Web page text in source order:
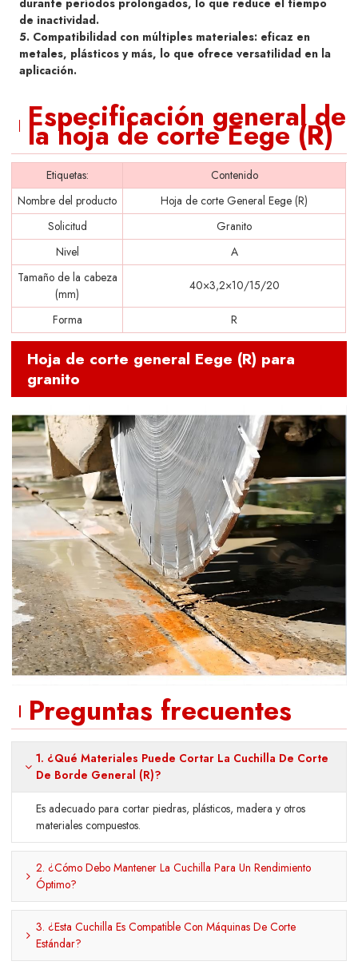
de inactividad.
5. Compatibilidad con múltiples materiales: eficaz en
metales, plásticos y más, lo que ofrece versatilidad en la
aplicación.
Especificación general de
la hoja de corte Eege (R)
Etiquetas:
Contenido
Nombre del producto
Hoja de corte General Eege (R)
Solicitud
Granito
Nivel
A
Tamaño de la cabeza
(mm)
40×3,2×10/15/20
Forma R
Hoja de corte general Eege (R) para
granito
Preguntas frecuentes
1. ¿Qué Materiales Puede Cortar La Cuchilla De Corte
De Borde General (R)?
Es adecuado para cortar piedras, plásticos, madera y otros
materiales compuestos.
2. ¿Cómo Debo Mantener La Cuchilla Para Un Rendimiento
Óptimo?
3. ¿Esta Cuchilla Es Compatible Con Máquinas De Corte
Estándar?